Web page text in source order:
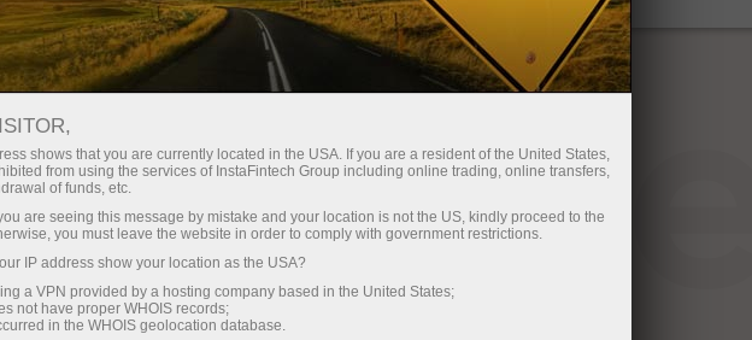
shows that you are currently located in the USA. If you are a resident of the United States,
from using the services of InstaFintech Group including online trading, online transfers,
of funds, etc.
are seeing this message by mistake and your location is not the US, kindly proceed to the
you must leave the website in order to comply with government restrictions.
IP address show your location as the USA?
a VPN provided by a hosting company based in the United States;
not have proper WHOIS records;
in the WHOIS geolocation database.